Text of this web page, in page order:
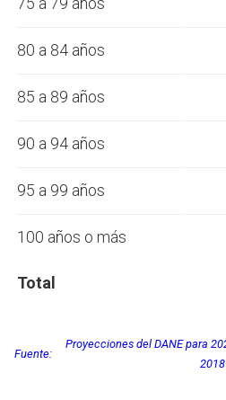
80 a 84 años
85 a 89 años
90 a 94 años
95 a 99 años
100 años o más
Total
Fuente:
Proyecciones del DANE para
2018